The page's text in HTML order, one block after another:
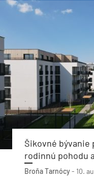
Šikovné bývanie
rodinnú pohodu
Broňa Tarnócy- 10.